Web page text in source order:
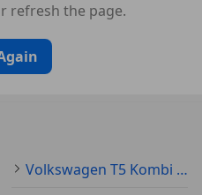
refresh the page.
Volkswagen T5 Kombi Gebraucht